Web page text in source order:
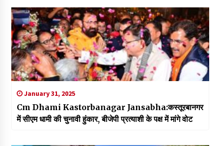
January 31, 2025
Cm Dhami Kastorbanagar Jansabha:कस्तूरबानगर
में सीएम धामी की चुनावी हुंकार, बीजेपी प्रत्याशी के पक्ष में मांगे वोट